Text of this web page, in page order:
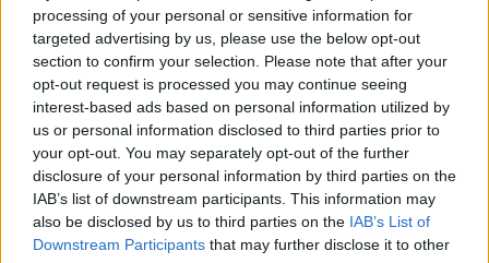
processing of your personal or sensitive information for
targeted advertising by us, please use the below opt-out
section to confirm your selection. Please note that after your
opt-out request is processed you may continue seeing
interest-based ads based on personal information utilized by
us or personal information disclosed to third parties prior to
your opt-out. You may separately opt-out of the further
disclosure of your personal information by third parties on the
IAB’s list of downstream participants. This information may
also be disclosed by us to third parties on the IAB’s List of
Downstream Participants that may further disclose it to other
Székely Sport
Stabil védekezés és
céltudatos támadás – így
készült a Farul ellen az FK
Nőileg
Sándor Ella: Na, indíts, s
menjünk!